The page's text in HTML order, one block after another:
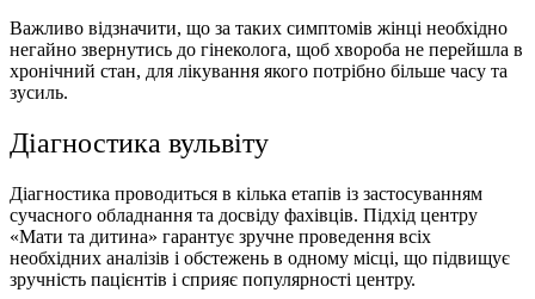
Важливо відзначити, що за таких симптомів жінці необхідно
негайно звернутись до гінеколога, щоб хвороба не перейшла в
хронічний стан, для лікування якого потрібно більше часу та
зусиль.
Діагностика вульвіту
Діагностика проводиться в кілька етапів із застосуванням
сучасного обладнання та досвіду фахівців. Підхід центру
«Мати та дитина» гарантує зручне проведення всіх
необхідних аналізів і обстежень в одному місці, що підвищує
зручність пацієнтів і сприяє популярності центру.